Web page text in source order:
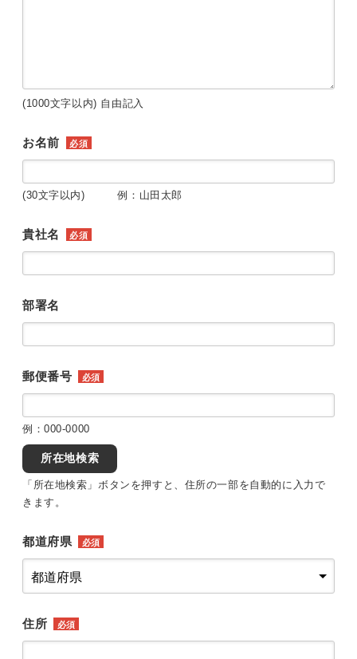
(1000文字以内) 自由記入
お名前 必須
(30文字以内) 例：山田太郎
貴社名 必須
部署名
郵便番号 必須
例：000-0000
所在地検索
「所在地検索」ボタンを押すと、住所の一部を自動的に入力で
きます。
都道府県 必須
住所 必須